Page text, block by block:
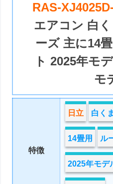
RAS-
エアコン 白
ーズ 主に14
ト 2025年モ
モ
特徴
日立 白く
14畳用 ル
2025年モデ